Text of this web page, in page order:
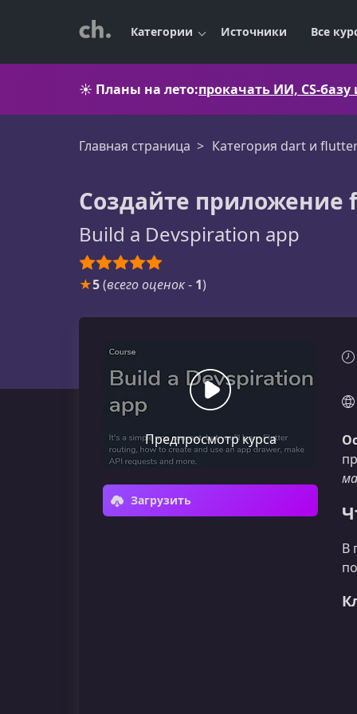
Категории Источники Все
☀️ Планы на лето:прокачать ИИ, CS-
Главная страница Категория dart и
Создайте приложение
Build a Devspiration app
★5(всего оценок- 1)
Предпросмотр курса
Загрузить
В